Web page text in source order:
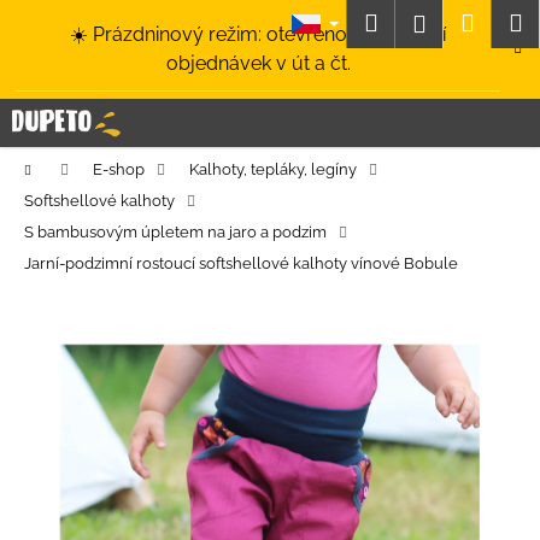
☀️ Prázdninový režim: otevřeno a odesílání
objednávek v út a čt.
HledatPřihlášení
Domů E-shop
Kalhoty, tepláky, legíny
Softshellové kalhoty
S bambusovým úpletem na jaro a podzim
Jarní-podzimní rostoucí softshellové kalhoty vínové Bobule
í
k C
o
p
o
t